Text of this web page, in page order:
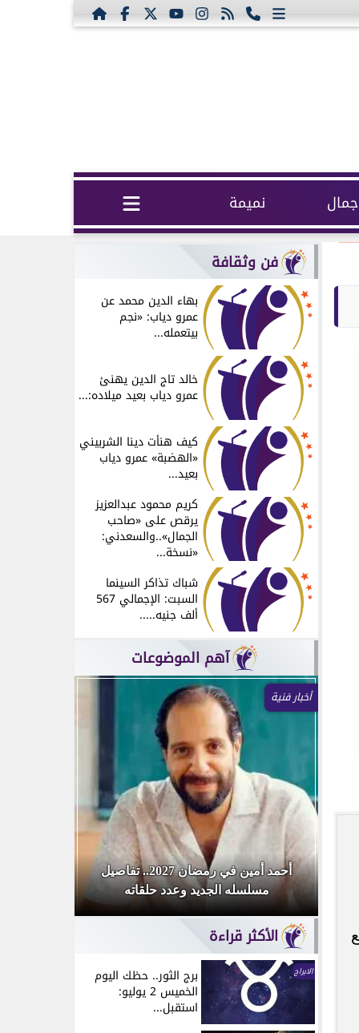
نميمة
فن وثقافة
بهاء الدين محمد عن
عمرو دياب: «نجم
بيتعمله...
خالد تاج الدين يهنئ
عمرو دياب بعيد ميلاده:...
كيف هنأت دينا الشربيني
«الهضبة» عمرو دياب
بعيد...
كريم محمود عبدالعزيز
يرقص على «صاحب
الجمال»..والسعدني:
«نسخة...
شباك تذاكر السينما
السبت: الإجمالي 567
ألف جنيه.....
آهم الموضوعات
أخبار فنية
أحمد أمين في رمضان 2027.. تفاصيل
مسلسله الجديد وعدد حلقاته
الأكثر قراءة
الابراج برج الثور.. حظك اليوم
الخميس 2 يوليو:
استقبل...